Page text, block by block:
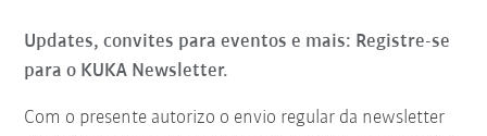
Updates, convites para eventos e mais: Registre-se
para o KUKA Newsletter.
Com o presente autorizo o envio regular da newsletter